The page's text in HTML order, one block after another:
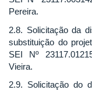
Pereira.
2.8. Solicitação da
substituição do
SEI Nº
Vieira.
2.9. Solicitação do